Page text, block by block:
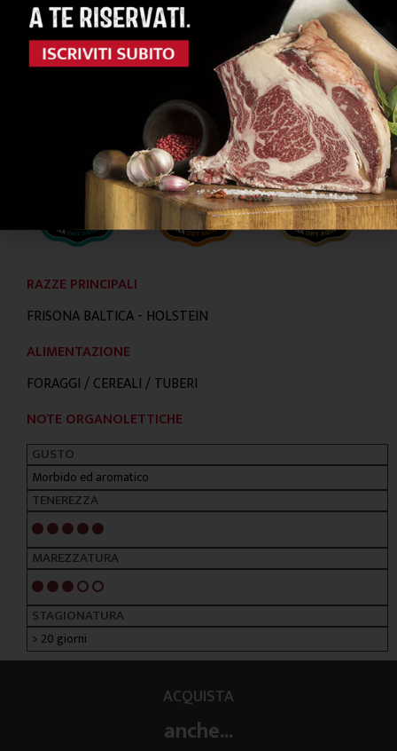
DRY AGING
Frollatura delle carni con Il metodo
“Fontebona Dry Aging System”
RAZZE PRINCIPALI
FRISONA BALTICA - HOLSTEIN
ALIMENTAZIONE
FORAGGI / CEREALI / TUBERI
NOTE ORGANOLETTICHE
GUSTO
Morbido ed aromatico
TENEREZZA
5/5
MAREZZATURA
3/5
STAGIONATURA
> 20 giorni
ACQUISTA
anche...